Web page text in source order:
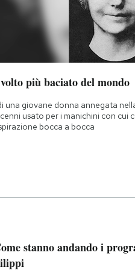
più baciato del mondo
una giovane donna annegata
usato per i manichini con cui
bocca a bocca
stanno andando i